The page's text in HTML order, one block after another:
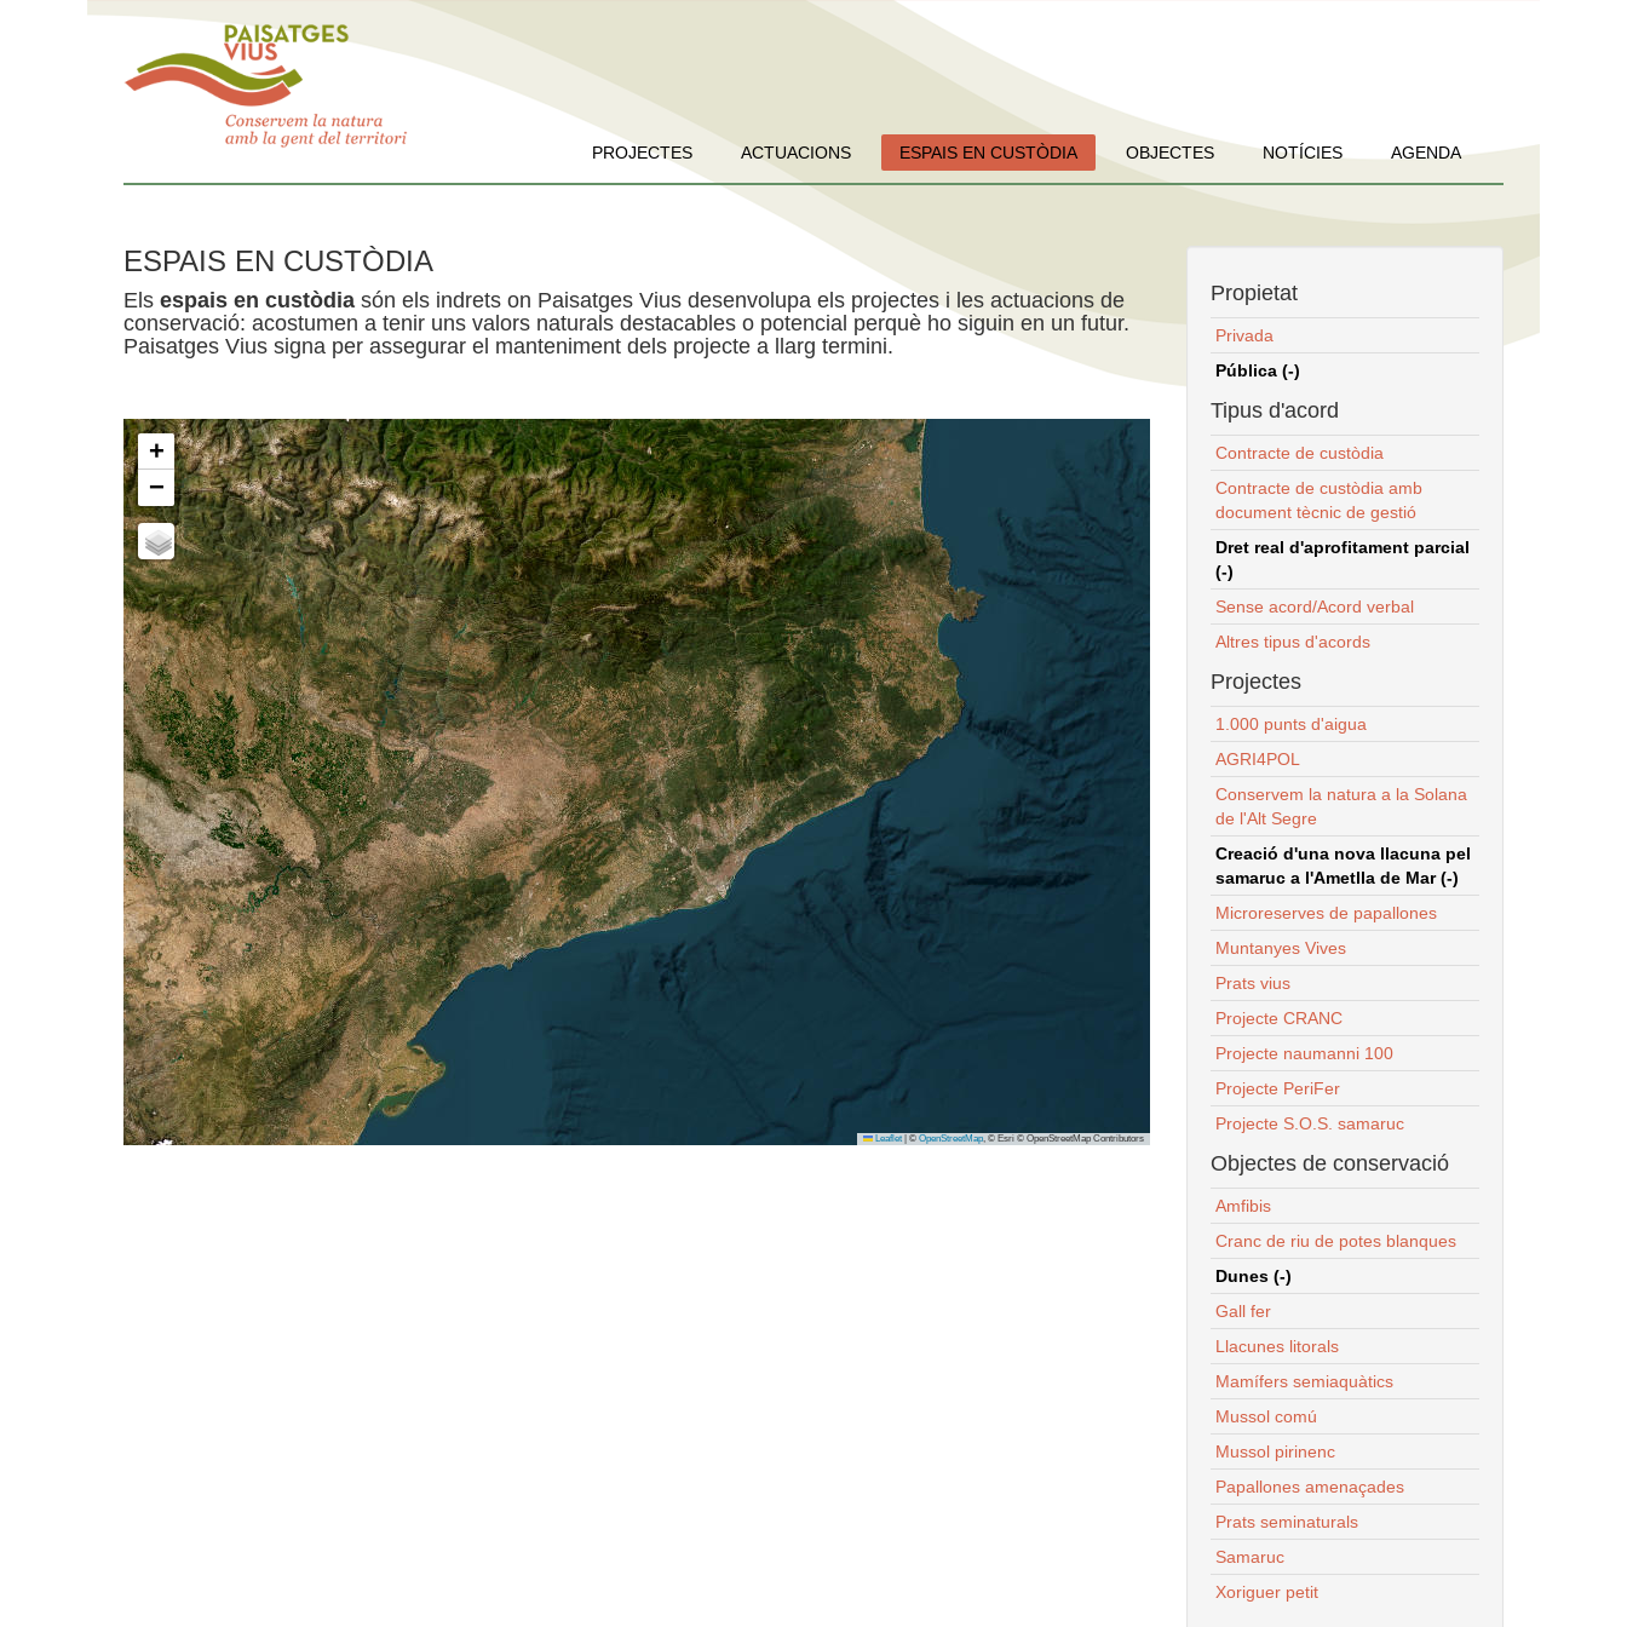
PROJECTES ACTUACIONS ESPAIS EN CUSTÒDIA OBJECTES NOTÍCIES AGENDA
ESPAIS EN CUSTÒDIA
Els espais en custòdia són els indrets on Paisatges Vius desenvolupa els projectes i les actuacions de
conservació: acostumen a tenir uns valors naturals destacables o potencial perquè ho siguin en un futur.
Paisatges Vius signa per assegurar el manteniment dels projecte a llarg termini.
+
−
Leaflet © OpenStreetMap, © Esri © OpenStreetMap Contributors
Propietat
Privada
Pública (-)
Tipus d'acord
Contracte de custòdia
Contracte de custòdia amb
document tècnic de gestió
Dret real d'aprofitament parcial
(-)
Sense acord/Acord verbal
Altres tipus d'acords
Projectes
1.000 punts d'aigua
AGRI4POL
Conservem la natura a la Solana
de l'Alt Segre
Creació d'una nova llacuna pel
samaruc a l'Ametlla de Mar (-)
Microreserves de papallones
Muntanyes Vives
Prats vius
Projecte CRANC
Projecte naumanni 100
Projecte PeriFer
Projecte S.O.S. samaruc
Objectes de conservació
Amfibis
Cranc de riu de potes blanques
Dunes (-)
Gall fer
Llacunes litorals
Mamífers semiaquàtics
Mussol comú
Mussol pirinenc
Papallones amenaçades
Prats seminaturals
Samaruc
Xoriguer petit